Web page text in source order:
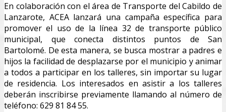
En colaboración con el área de Transporte del Cabildo de
Lanzarote, ACEA lanzará una campaña específica para
promover el uso de la línea 32 de transporte público
municipal, que conecta distintos puntos de San
Bartolomé. De esta manera, se busca mostrar a padres e
hijos la facilidad de desplazarse por el municipio y animar
a todos a participar en los talleres, sin importar su lugar
de residencia. Los interesados en asistir a los talleres
deberán inscribirse previamente llamando al número de
teléfono: 629 81 84 55.